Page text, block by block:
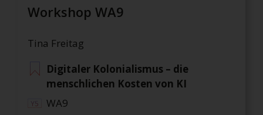
Workshop WA9
Tina Freitag
Digitaler Kolonialismus – die
menschlichen Kosten von KI
WA9